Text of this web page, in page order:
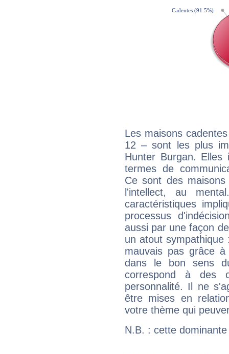
Les maisons
12 – sont les plus
Hunter Burgan. Elles
termes de
Ce sont des
l'intellect, au
caractéristiques
processus
aussi par une façon
un atout
mauvais pas grâce
dans le bon sens
correspond à des
personnalité. Il ne
être mises en
votre thème qui
N.B. : cette